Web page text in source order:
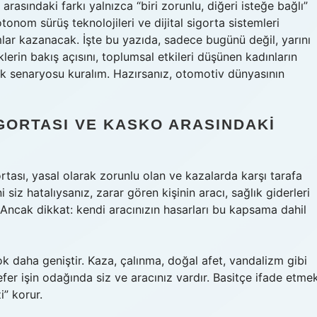
farkı yalnızca “biri zorunlu, diğeri isteğe bağlı”
sürüş teknolojileri ve dijital sigorta sistemleri
kazanacak. İşte bu yazıda, sadece bugünü değil, yarını
bakış açısını, toplumsal etkileri düşünen kadınların
kuralım. Hazırsanız, otomotiv dünyasının
VE KASKO ARASINDAKI
yasal olarak zorunlu olan ve kazalarda karşı tarafa
hatalıysanız, zarar gören kişinin aracı, sağlık giderleri
dikkat: kendi aracınızın hasarları bu kapsama dahil
daha geniştir. Kaza, çalınma, doğal afet, vandalizm gibi
işin odağında siz ve aracınız vardır. Basitçe ifade
korur.